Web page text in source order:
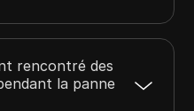
rencontré des
la panne